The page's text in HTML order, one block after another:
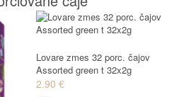
Lovare zmes 32 porc. čajov
Assorted green t 32x2g
2.90 €